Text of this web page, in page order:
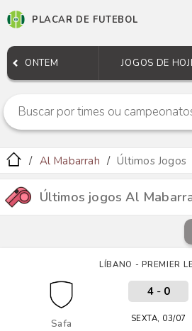
PLACAR DE FUTEBOL
ONTEM JOGOS DE
Al Mabarrah Últimos Jogos
Últimos jogos Al
LÍBANO - PREMIER
Safa
4- 0
SEXTA, 03/07